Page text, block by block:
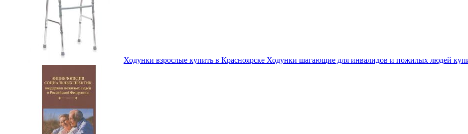
Ходунки взрослые купить в Красноярске Ходунки шагающие для инвалидов и пожилых людей